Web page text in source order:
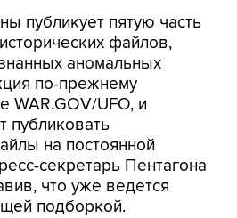
публикует пятую часть
файлов,
аномальных
по-прежнему
WAR.GOV/UFO, и
публиковать
на постоянной
секретарь Пентагона
что уже ведется
подборкой.